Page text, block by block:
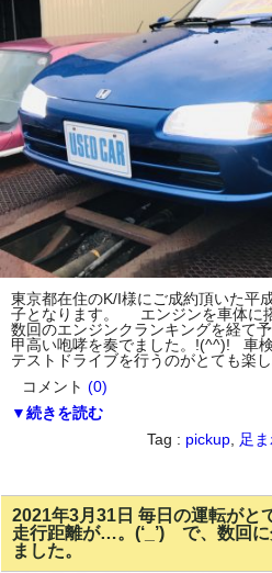
東京都在住のK/I様にご成約頂いた平
子となります。 エンジンを車体に
数回のエンジンクランキングを経て
甲高い咆哮を奏でました。!(^^)! 車
テストドライブを行うのがとても楽
コメント (0)
▼続きを読む
Tag : pickup 足
2021年3月31日 毎日の運転がと
走行距離が…。(‘_’) で、数回
ました。